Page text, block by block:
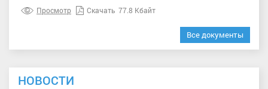
Просмотр Скачать 77.8 Кбайт
Все документы
НОВОСТИ